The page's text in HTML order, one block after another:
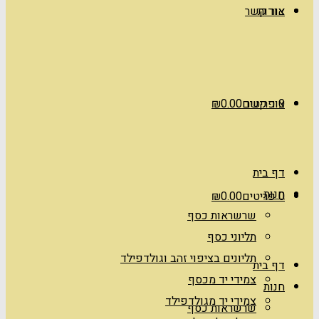
צור קשר
0 פריטים ₪0.00
דף בית
חנות
שרשראות כסף
תליוני כסף
תליונים בציפוי זהב וגולדפילד
צמידי יד מכסף
צמידי יד מגולדפילד
אודות
צור קשר
0 פריטים ₪0.00
דף בית
חנות
שרשראות כסף